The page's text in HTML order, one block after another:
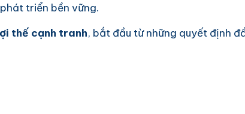
triển bền vững.
thế cạnh tranh, bắt đầu từ những quyết định